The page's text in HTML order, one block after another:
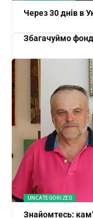
Через 30 днів в
Збагачуймо
UNCATEGORIZED
Знайомтесь: